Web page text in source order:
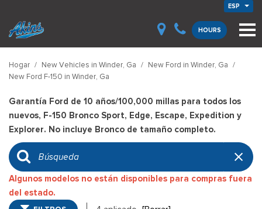
ESP
HOURS
Hogar / New Vehicles in Winder, Ga / New Ford in Winder, Ga /
New Ford F-150 in Winder, Ga
Garantía Ford de 10 años/100,000 millas para todos los
nuevos, F-150 Bronco Sport, Edge, Escape, Expedition y
Explorer. No incluye Bronco de tamaño completo.
Algunos modelos no están disponibles para compras fuera
del estado.